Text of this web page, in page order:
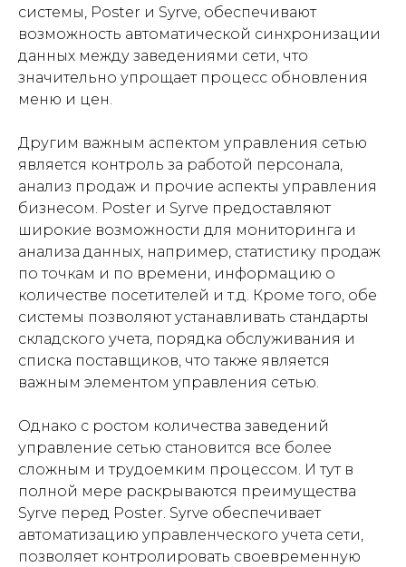
системы, Poster и Syrve, обеспечивают
возможность автоматической синхронизации
данных между заведениями сети, что
значительно упрощает процесс обновления
меню и цен.
Другим важным аспектом управления сетью
является контроль за работой персонала,
анализ продаж и прочие аспекты управления
бизнесом. Poster и Syrve предоставляют
широкие возможности для мониторинга и
анализа данных, например, статистику продаж
по точкам и по времени, информацию о
количестве посетителей и т.д. Кроме того, обе
системы позволяют устанавливать стандарты
складского учета, порядка обслуживания и
списка поставщиков, что также является
важным элементом управления сетью.
Однако с ростом количества заведений
управление сетью становится все более
сложным и трудоемким процессом. И тут в
полной мере раскрываются преимущества
Syrve перед Poster. Syrve обеспечивает
автоматизацию управленческого учета сети,
позволяет контролировать своевременную